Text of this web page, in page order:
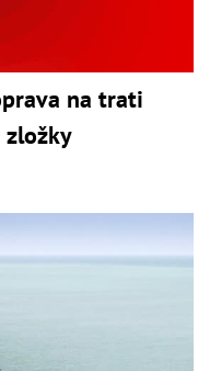
na trati
zložky